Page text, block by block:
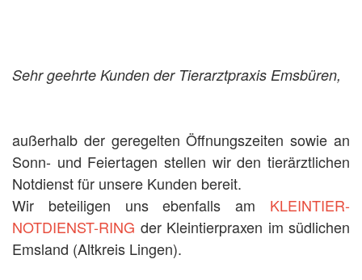
Sehr geehrte Kunden der Tierarztpraxis Emsbüren,
außerhalb der geregelten Öffnungszeiten sowie an
Sonn- und Feiertagen stellen wir den tierärztlichen
Notdienst für unsere Kunden bereit.
Wir beteiligen uns ebenfalls am KLEINTIER-
NOTDIENST-RING der Kleintierpraxen im südlichen
Emsland (Altkreis Lingen).